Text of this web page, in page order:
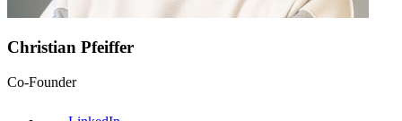
Christian Pfeiffer
Co-Founder